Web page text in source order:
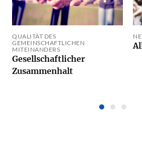
QUALITÄT DES
GEMEINSCHAFTLICHEN
MITEINANDERS
Gesellschaftlicher
Zusammenhalt